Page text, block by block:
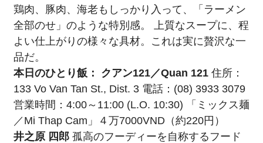
鶏肉、豚肉、海老もしっかり入って、「ラーメン
全部のせ」のような特別感。 上質なスープに、程
よい仕上がりの様々な具材。これは実に贅沢な一
品だ。
本日のひとり飯： クアン121／Quan 121住所：
133 Vo Van Tan St., Dist. 3 電話：(08) 3933 3079
営業時間：4:00～11:00 (L.O. 10:30) 「ミックス麺
／Mi Thap Cam」４万7000VND（約220円）
井之原 四郎孤高のフーディーを自称するフード